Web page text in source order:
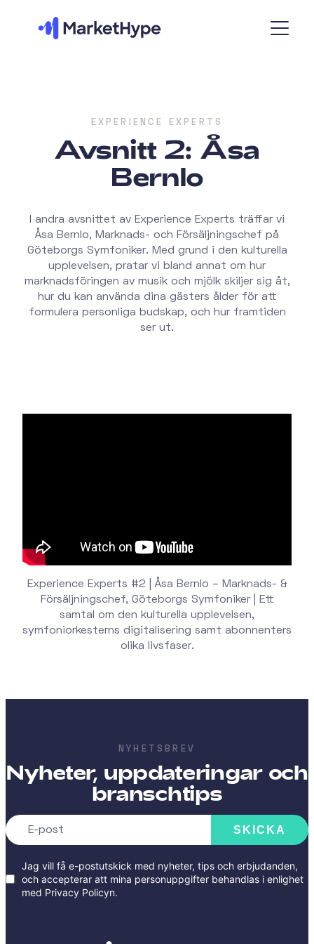
EXPERIENCE EXPERTS
Avsnitt 2: Åsa
Bernlo
I andra avsnittet av Experience Experts träffar vi
Åsa Bernlo, Marknads- och Försäljningschef på
Göteborgs Symfoniker. Med grund i den kulturella
upplevelsen, pratar vi bland annat om hur
marknadsföringen av musik och mjölk skiljer sig åt,
hur du kan använda dina gästers ålder för att
formulera personliga budskap, och hur framtiden
ser ut.
Experience Experts #2 | Åsa Bernlo – Marknads- &
Försäljningschef, Göteborgs Symfoniker | Ett
samtal om den kulturella upplevelsen,
symfoniorkesterns digitalisering samt abonnenters
olika livsfaser.
NYHETSBREV
Nyheter, uppdateringar och
branschtips
SKICKA
Jag vill få e-postutskick med nyheter, tips och erbjudanden,
och accepterar att mina personuppgifter behandlas i enlighet
med Privacy Policyn.